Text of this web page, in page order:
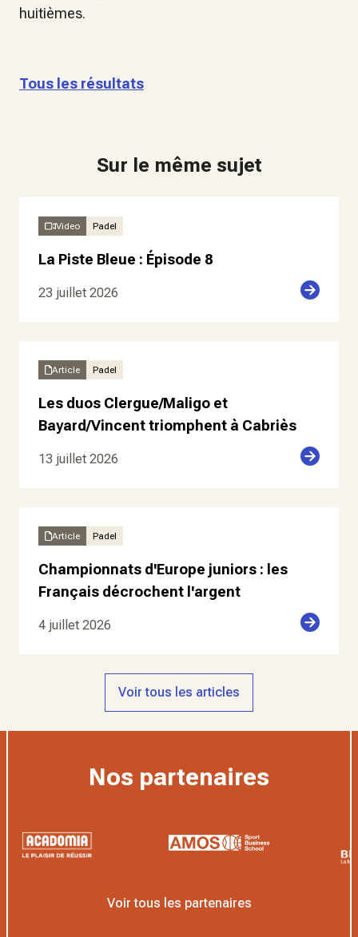
huitièmes.
Tous les résultats
Sur le même sujet
Video Padel
La Piste Bleue : Épisode 8
23 juillet 2026
Article Padel
Les duos Clergue/Maligo et
Bayard/Vincent triomphent à Cabriès
13 juillet 2026
Article Padel
Championnats d'Europe juniors : les
Français décrochent l'argent
4 juillet 2026
Voir tous les articles
Nos partenaires
Voir tous les partenaires